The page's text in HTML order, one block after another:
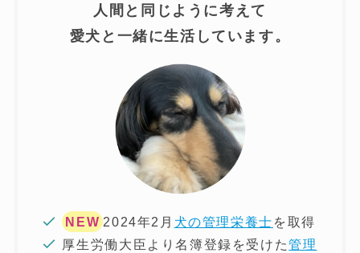
人間と同じように考えて
愛犬と一緒に生活しています。
NEW 2024年2月 犬の管理栄養士 を取得
厚生労働大臣より名簿登録を受けた管理